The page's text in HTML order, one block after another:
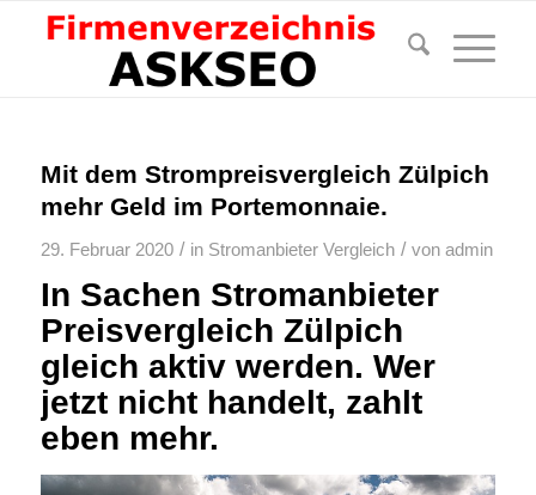
Mit dem Strompreisvergleich Zülpich
mehr Geld im Portemonnaie.
29. Februar 2020 / in Stromanbieter Vergleich / von admin
In Sachen Stromanbieter
Preisvergleich Zülpich
gleich aktiv werden. Wer
jetzt nicht handelt, zahlt
eben mehr.